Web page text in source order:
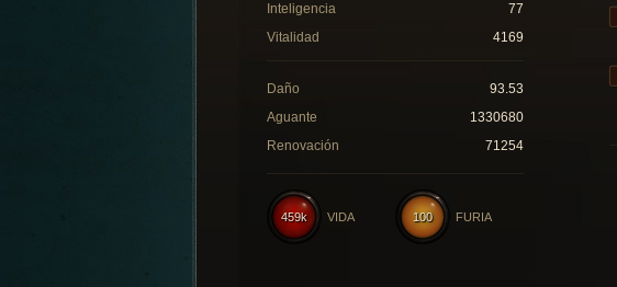
Inteligencia
77
Vitalidad
4169
Daño
93.53
Aguante
1330680
Renovación
71254
100 FURIA
459k VIDA